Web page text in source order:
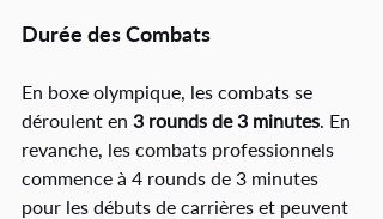
Durée des Combats
En boxe olympique, les combats se
déroulent en 3 rounds de 3 minutes. En
revanche, les combats professionnels
commence à 4 rounds de 3 minutes
pour les débuts de carrières et peuvent